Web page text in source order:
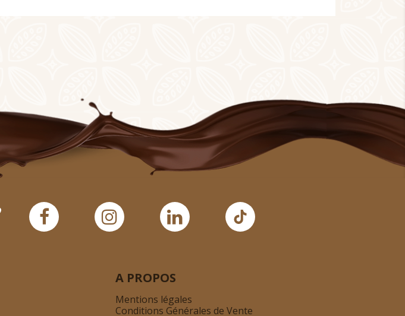
A PROPOS
Mentions légales
Conditions Générales de Vente